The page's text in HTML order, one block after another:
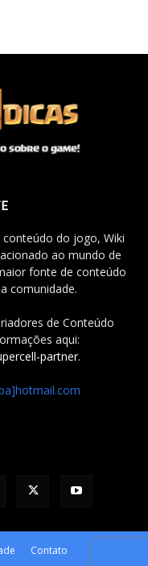
do jogo, Wiki
ao mundo de
fonte de conteúdo
comunidade.
de Conteúdo
aqui:
partner.
Contato